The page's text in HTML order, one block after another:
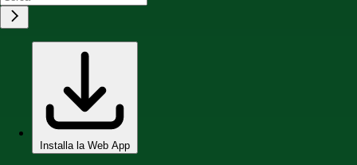
Installa la Web App